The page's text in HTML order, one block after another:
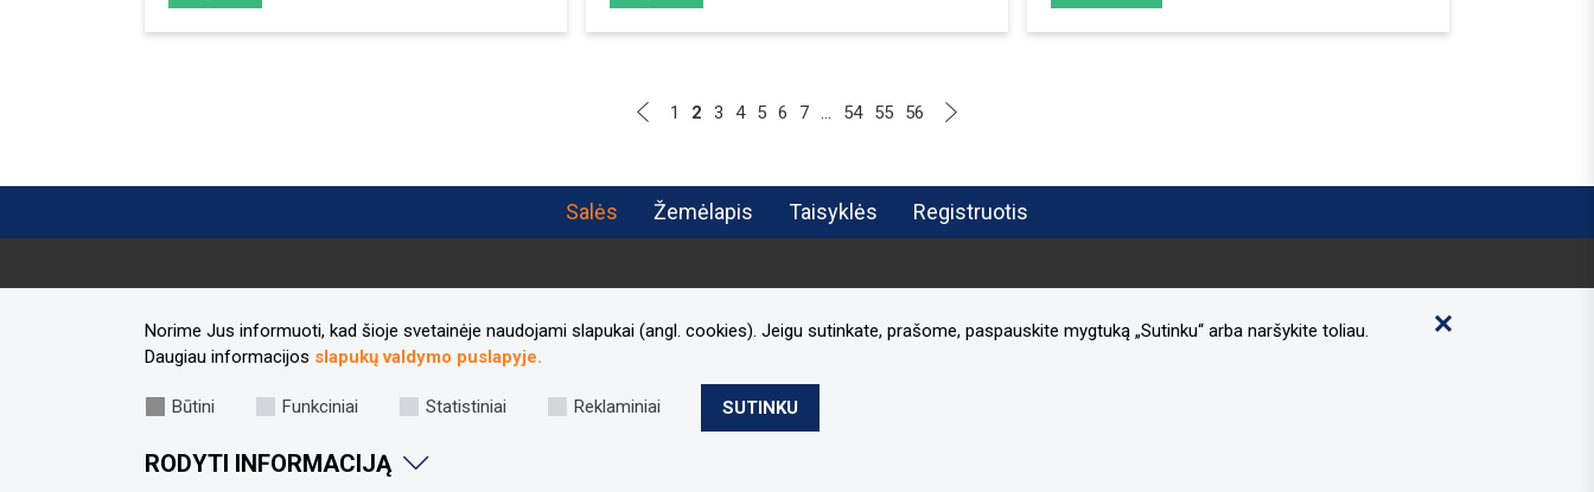
1 2 3 4 5 6 7 ... 54 55 56
Salės Žemėlapis Taisyklės Registruotis
Adresas:Laisvės al. 96, Kaunas 44251
Tel.nr.:+370 37 73 34 49
Norime Jus informuoti, kad šioje svetainėje naudojami slapukai (angl. cookies). Jeigu sutinkate, prašome, paspauskite mygtuką „Sutinku“ arba naršykite toliau.
Daugiau informacijos slapukų valdymo puslapyje.
Būtini Funkciniai Statistiniai Reklaminiai SUTINKU
RODYTI INFORMACIJĄ